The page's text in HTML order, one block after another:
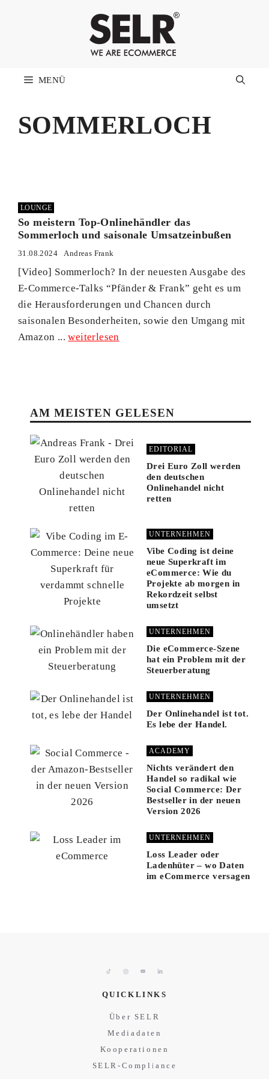
MENÜ
SOMMERLOCH
LOUNGE
So meistern Top-Onlinehändler das
Sommerloch und saisonale Umsatzeinbußen
31.08.2024 Andreas Frank
[Video] Sommerloch? In der neuesten Ausgabe des
E-Commerce-Talks “Pfänder & Frank” geht es um
die Herausforderungen und Chancen durch
saisonalen Besonderheiten, sowie den Umgang mit
Amazon ...weiterlesen
AM MEISTEN GELESEN
EDITORIAL
Drei Euro Zoll werden
den deutschen
Onlinehandel nicht
retten
UNTERNEHMEN
Vibe Coding ist deine
neue Superkraft im
eCommerce: Wie du
Projekte ab morgen in
Rekordzeit selbst
umsetzt
UNTERNEHMEN
Die eCommerce-Szene
hat ein Problem mit der
Steuerberatung
UNTERNEHMEN
Der Onlinehandel ist tot.
Es lebe der Handel.
ACADEMY
Nichts verändert den
Handel so radikal wie
Social Commerce: Der
Bestseller in der neuen
Version 2026
UNTERNEHMEN
Loss Leader oder
Ladenhüter – wo Daten
im eCommerce versagen
QUICKLINKS
Über SELR
Mediadaten
Kooperationen
SELR-Compliance